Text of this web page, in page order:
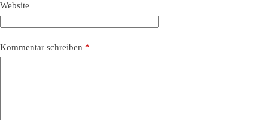
Website
Kommentar schreiben *